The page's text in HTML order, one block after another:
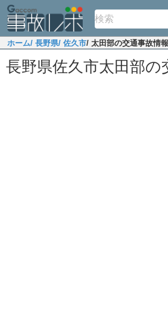
ホーム/ 長野県/ 佐久市/ 太田部の交通事故情報
長野県佐久市太田部の